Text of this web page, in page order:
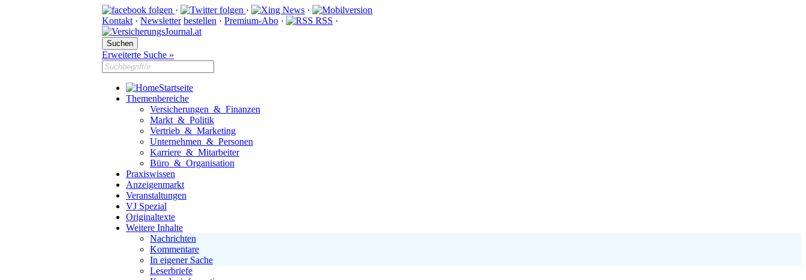
· ·
·
Kontakt · Newsletter bestellen · Premium-Abo · RSS ·
Erweiterte Suche »
Startseite
Themenbereiche
Versicherungen & Finanzen
Markt & Politik
Vertrieb & Marketing
Unternehmen & Personen
Karriere & Mitarbeiter
Büro & Organisation
Praxiswissen
Anzeigenmarkt
Veranstaltungen
VJ Spezial
Originaltexte
Weitere Inhalte
Nachrichten
Kommentare
In eigener Sache
Leserbriefe